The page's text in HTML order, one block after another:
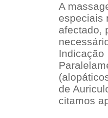
A
especiais
afectado,
Indicação
de
citamos